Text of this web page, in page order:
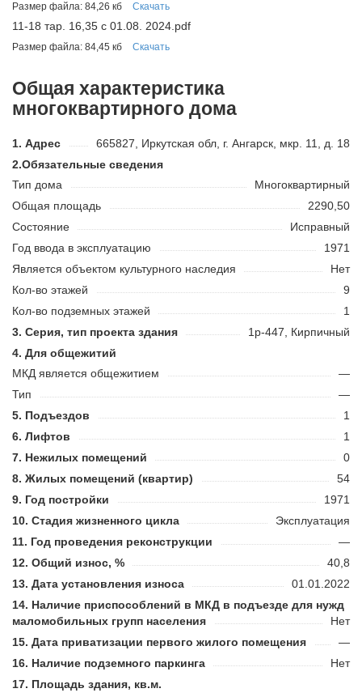
Размер файла: 84,26 кб Скачать
11-18 тар. 16,35 с 01.08. 2024.pdf
Размер файла: 84,45 кб Скачать
Общая характеристика
многоквартирного дома
Адрес
665827, Иркутская обл, г. Ангарск, мкр. 11, д. 18
Обязательные сведения
Тип дома
Многоквартирный
Общая площадь
2290,50
Состояние
Исправный
Год ввода в эксплуатацию
1971
Является объектом культурного наследия
Нет
Кол-во этажей
9
Кол-во подземных этажей
1
Серия, тип проекта здания
1р-447, Кирпичный
Для общежитий
МКД является общежитием
—
Тип
—
Подъездов
1
Лифтов
1
Нежилых помещений
0
Жилых помещений (квартир)
54
Год постройки
1971
Стадия жизненного цикла
Эксплуатация
Год проведения реконструкции
—
Общий износ, %
40,8
Дата установления износа
01.01.2022
Наличие приспособлений в МКД в подъезде для нужд
маломобильных групп населения
Нет
Дата приватизации первого жилого помещения
—
Наличие подземного паркинга
Нет
Площадь здания, кв.м.